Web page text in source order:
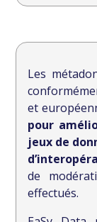
Les
et
pour
jeux de
de
effectués.